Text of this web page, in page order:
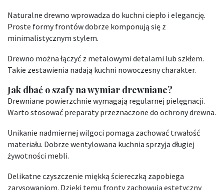
Naturalne drewno wprowadza do kuchni ciepło i elegancję.
Proste formy frontów dobrze komponują się z
minimalistycznym stylem.
Drewno można łączyć z metalowymi detalami lub szkłem.
Takie zestawienia nadają kuchni nowoczesny charakter.
Jak dbać o szafy na wymiar drewniane?
Drewniane powierzchnie wymagają regularnej pielęgnacji.
Warto stosować preparaty przeznaczone do ochrony drewna.
Unikanie nadmiernej wilgoci pomaga zachować trwałość
materiału. Dobrze wentylowana kuchnia sprzyja długiej
żywotności mebli.
Delikatne czyszczenie miękką ściereczką zapobiega
zarysowaniom. Dzięki temu fronty zachowują estetyczny